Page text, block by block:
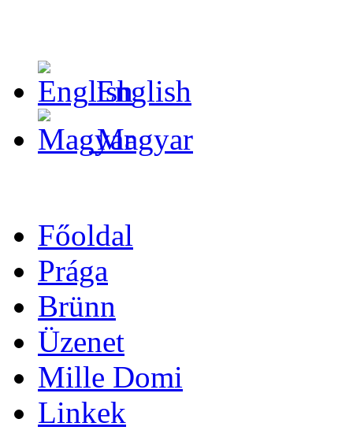
English
Magyar
Főoldal
Prága
Brünn
Üzenet
Mille Domi
Linkek